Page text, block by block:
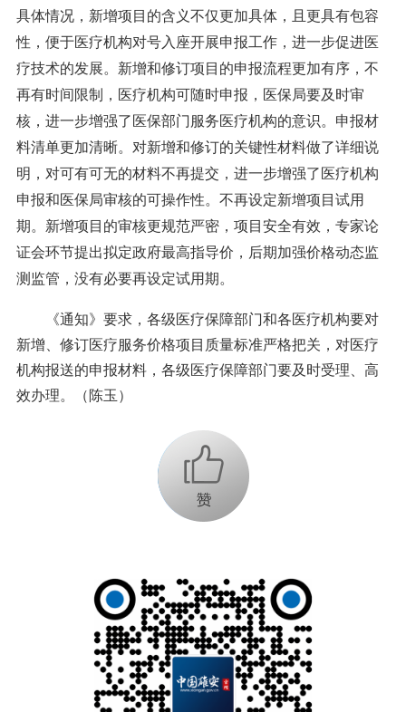
具体情况，新增项目的含义不仅更加具体，且更具有包容
性，便于医疗机构对号入座开展申报工作，进一步促进医
疗技术的发展。新增和修订项目的申报流程更加有序，不
再有时间限制，医疗机构可随时申报，医保局要及时审
核，进一步增强了医保部门服务医疗机构的意识。申报材
料清单更加清晰。对新增和修订的关键性材料做了详细说
明，对可有可无的材料不再提交，进一步增强了医疗机构
申报和医保局审核的可操作性。不再设定新增项目试用
期。新增项目的审核更规范严密，项目安全有效，专家论
证会环节提出拟定政府最高指导价，后期加强价格动态监
测监管，没有必要再设定试用期。
《通知》要求，各级医疗保障部门和各医疗机构要对
新增、修订医疗服务价格项目质量标准严格把关，对医疗
机构报送的申报材料，各级医疗保障部门要及时受理、高
效办理。（陈玉）
+1